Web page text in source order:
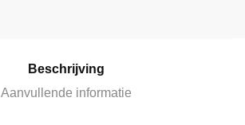
Beschrijving
Aanvullende informatie